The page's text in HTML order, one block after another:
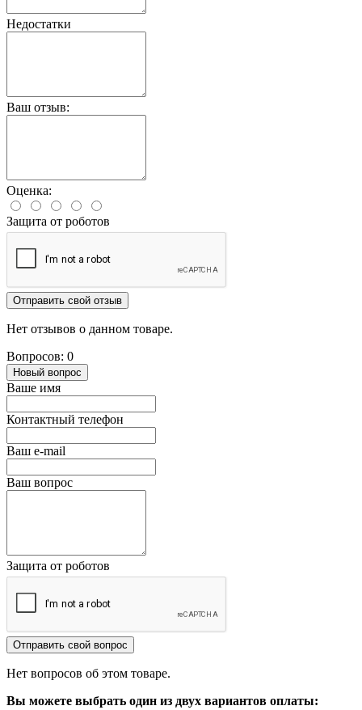
Недостатки
Ваш отзыв:
Оценка:
Защита от роботов
Отправить свой отзыв
Нет отзывов о данном товаре.
Вопросов: 0
Новый вопрос
Ваше имя
Контактный телефон
Ваш e-mail
Ваш вопрос
Защита от роботов
Отправить свой вопрос
Нет вопросов об этом товаре.
Вы можете выбрать один из двух вариантов оплаты: